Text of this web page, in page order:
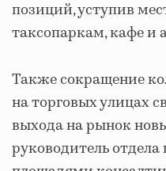
позиций, уступив
таксопаркам, кафе и
Также сокращение
на торговых улицах
выхода на рынок
руководитель